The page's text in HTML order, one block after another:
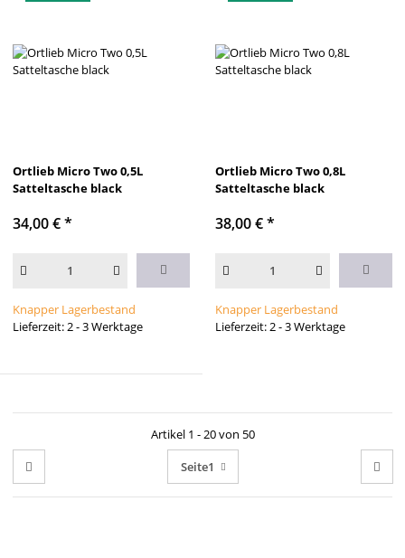
Ortlieb Micro Two 0,5L
Satteltasche black
34,00 €*
Knapper Lagerbestand
Lieferzeit: 2 - 3 Werktage
Ortlieb Micro Two 0,8L
Satteltasche black
38,00 €*
Knapper Lagerbestand
Lieferzeit: 2 - 3 Werktage
Artikel 1 - 20 von 50
Seite1